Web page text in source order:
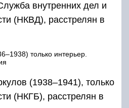
внутренних дел и
(НКВД), расстрелян в
только интерьер.
(1938–1941), только
(НКГБ), расстрелян в